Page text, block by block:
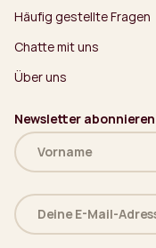
Häufig gestellte Fragen
Chatte mit uns
Über uns
Newsletter abonnieren
Name
(erforderlich)
Deine
E-
Mail-